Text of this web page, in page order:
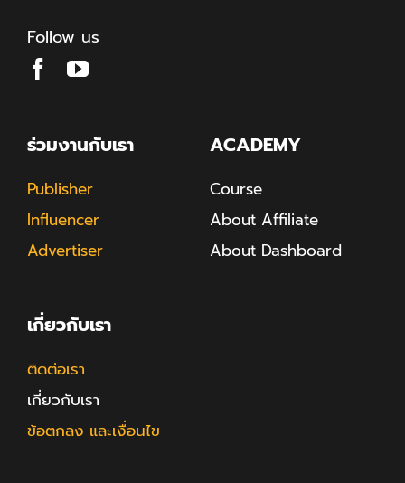
Follow us
ร่วมงานกับเรา
Publisher
Influencer
Advertiser
ACADEMY
Course
About Affiliate
About Dashboard
เกี่ยวกับเรา
ติดต่อเรา
เกี่ยวกับเรา
ข้อตกลง และเงื่อนไข